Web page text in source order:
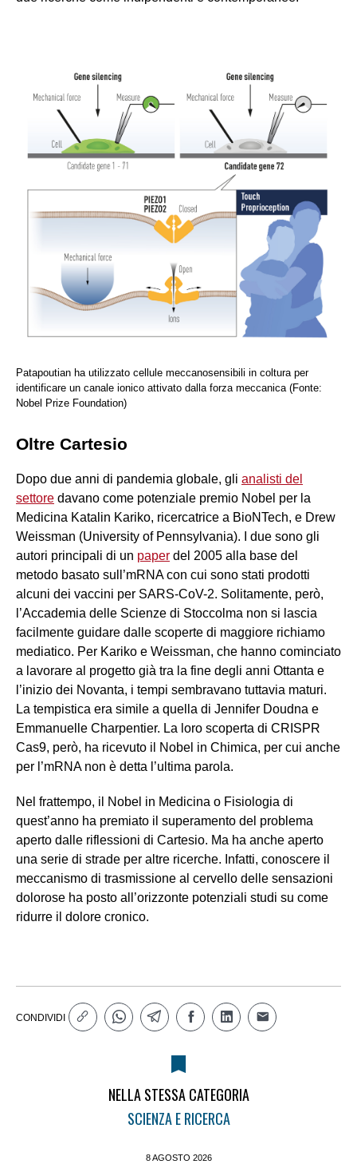
Patapoutian ha utilizzato cellule meccanosensibili in coltura per
identificare un canale ionico attivato dalla forza meccanica (Fonte:
Nobel Prize Foundation)
Oltre Cartesio
Dopo due anni di pandemia globale, gli analisti del
settore davano come potenziale premio Nobel per la
Medicina Katalin Kariko, ricercatrice a BioNTech, e Drew
Weissman (University of Pennsylvania). I due sono gli
autori principali di un paper del 2005 alla base del
metodo basato sull’mRNA con cui sono stati prodotti
alcuni dei vaccini per SARS-CoV-2. Solitamente, però,
l’Accademia delle Scienze di Stoccolma non si lascia
facilmente guidare dalle scoperte di maggiore richiamo
mediatico. Per Kariko e Weissman, che hanno cominciato
a lavorare al progetto già tra la fine degli anni Ottanta e
l’inizio dei Novanta, i tempi sembravano tuttavia maturi.
La tempistica era simile a quella di Jennifer Doudna e
Emmanuelle Charpentier. La loro scoperta di CRISPR
Cas9, però, ha ricevuto il Nobel in Chimica, per cui anche
per l’mRNA non è detta l’ultima parola.
Nel frattempo, il Nobel in Medicina o Fisiologia di
quest’anno ha premiato il superamento del problema
aperto dalle riflessioni di Cartesio. Ma ha anche aperto
una serie di strade per altre ricerche. Infatti, conoscere il
meccanismo di trasmissione al cervello delle sensazioni
dolorose ha posto all’orizzonte potenziali studi su come
ridurre il dolore cronico.
CONDIVIDI
NELLA STESSA CATEGORIA
SCIENZA E RICERCA
8 AGOSTO 2026